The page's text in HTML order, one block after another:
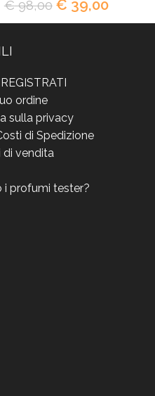
€98,00 € 39,00
ordine
sulla privacy
di Spedizione
di vendita
i profumi tester?